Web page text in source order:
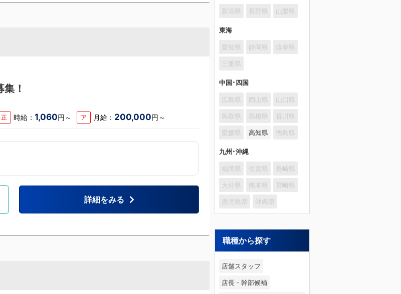
！
正 時給：1,060円～ ア 月給： 200,000円～
詳細をみる
新潟県 長野県 山梨県
東海
愛知県 静岡県 岐阜県
三重県
中国･四国
広島県 岡山県 山口県
鳥取県 島根県 香川県
愛媛県 高知県 徳島県
九州･沖縄
福岡県 佐賀県 長崎県
大分県 熊本県 宮崎県
鹿児島県 沖縄県
職種から探す
店舗スタッフ
店長・幹部候補